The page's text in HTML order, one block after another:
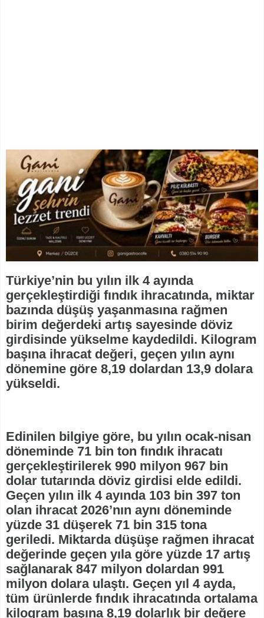
Türkiye’nin bu yılın ilk 4 ayında
gerçekleştirdiği fındık ihracatında, miktar
bazında düşüş yaşanmasına rağmen
birim değerdeki artış sayesinde döviz
girdisinde yükselme kaydedildi. Kilogram
başına ihracat değeri, geçen yılın aynı
dönemine göre 8,19 dolardan 13,9 dolara
yükseldi.
Edinilen bilgiye göre, bu yılın ocak-nisan
döneminde 71 bin ton fındık ihracatı
gerçekleştirilerek 990 milyon 967 bin
dolar tutarında döviz girdisi elde edildi.
Geçen yılın ilk 4 ayında 103 bin 397 ton
olan ihracat 2026’nın aynı döneminde
yüzde 31 düşerek 71 bin 315 tona
geriledi. Miktarda düşüşe rağmen ihracat
değerinde geçen yıla göre yüzde 17 artış
sağlanarak 847 milyon dolardan 991
milyon dolara ulaştı. Geçen yıl 4 ayda,
tüm ürünlerde fındık ihracatında ortalama
kilogram başına 8,19 dolarlık bir değere